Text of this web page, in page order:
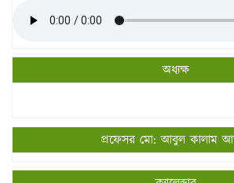
অধ্যক্ষ
প্রফেসর মো: আবুল কালাম